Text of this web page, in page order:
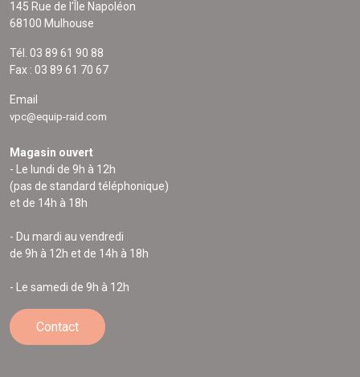
145 Rue de l'Île Napoléon
68100 Mulhouse
Tél. 03 89 61 90 88
Fax : 03 89 61 70 67
Email
vpc@equip-raid.com
Magasin ouvert
- Le lundi de 9h à 12h
(pas de standard téléphonique)
et de 14h à 18h
- Du mardi au vendredi
de 9h à 12h et de 14h à 18h
- Le samedi de 9h à 12h
Contact